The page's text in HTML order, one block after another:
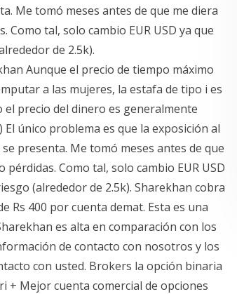
Me tomó meses antes de que me diera
tal, solo cambio EUR USD ya que
de 2.5k).
Aunque el precio de tiempo máximo
a las mujeres, la estafa de tipo i es
el precio del dinero es generalmente
único problema es que la exposición al
presenta. Me tomó meses antes de que
Como tal, solo cambio EUR USD
(alrededor de 2.5k). Sharekhan cobra
Rs 400 por cuenta demat. Esta es una
es alta en comparación con los
de contacto con nosotros y los
con usted. Brokers la opción binaria
+ Mejor cuenta comercial de opciones